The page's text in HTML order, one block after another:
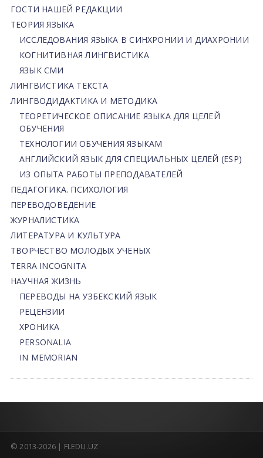
ГОСТИ НАШЕЙ РЕДАКЦИИ
ТЕОРИЯ ЯЗЫКА
ИССЛЕДОВАНИЯ ЯЗЫКА В СИНХРОНИИ И ДИАХРОНИИ
КОГНИТИВНАЯ ЛИНГВИСТИКА
ЯЗЫК СМИ
ЛИНГВИСТИКА ТЕКСТА
ЛИНГВОДИДАКТИКА И МЕТОДИКА
ТЕОРЕТИЧЕСКОЕ ОПИСАНИЕ ЯЗЫКА ДЛЯ ЦЕЛЕЙ
ОБУЧЕНИЯ
ТЕХНОЛОГИИ ОБУЧЕНИЯ ЯЗЫКАМ
АНГЛИЙСКИЙ ЯЗЫК ДЛЯ СПЕЦИАЛЬНЫХ ЦЕЛЕЙ (ESP)
ИЗ ОПЫТА РАБОТЫ ПРЕПОДАВАТЕЛЕЙ
ПЕДАГОГИКА. ПСИХОЛОГИЯ
ПЕРЕВОДОВЕДЕНИЕ
ЖУРНАЛИСТИКА
ЛИТЕРАТУРА И КУЛЬТУРА
ТВОРЧЕСТВО МОЛОДЫХ УЧЕНЫХ
TERRA INCOGNITA
НАУЧНАЯ ЖИЗНЬ
ПЕРЕВОДЫ НА УЗБЕКСКИЙ ЯЗЫК
РЕЦЕНЗИИ
ХРОНИКА
PERSONALIA
IN MEMORIAN
© 2013-2026 | FLEDU.UZ